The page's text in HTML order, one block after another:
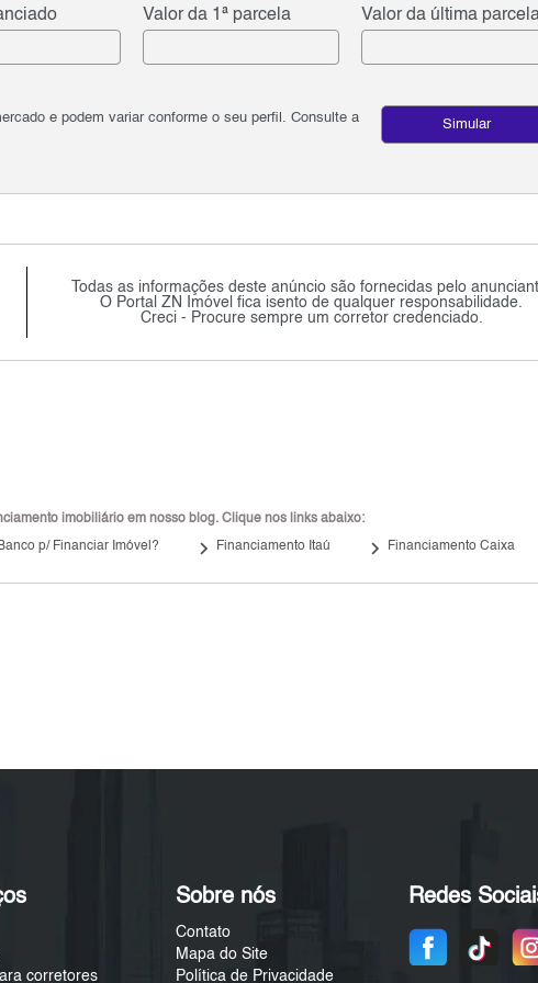
Valor da 1ª parcela Valor da última
e podem variar conforme o seu perfil. Consulte a
Simular
Todas as informações deste anúncio são fornecidas pelo
O Portal ZN Imóvel fica isento de qualquer responsabilidade.
Creci - Procure sempre um corretor credenciado.
imobiliário em nosso blog. Clique nos links abaixo:
p/ Financiar Imóvel? keyboard_arrow_right Financiamento Itaú keyboard_arrow_right Financiamento Caixa
corretores
Sobre nós
Contato
Mapa do Site
Política de Privacidade
Redes